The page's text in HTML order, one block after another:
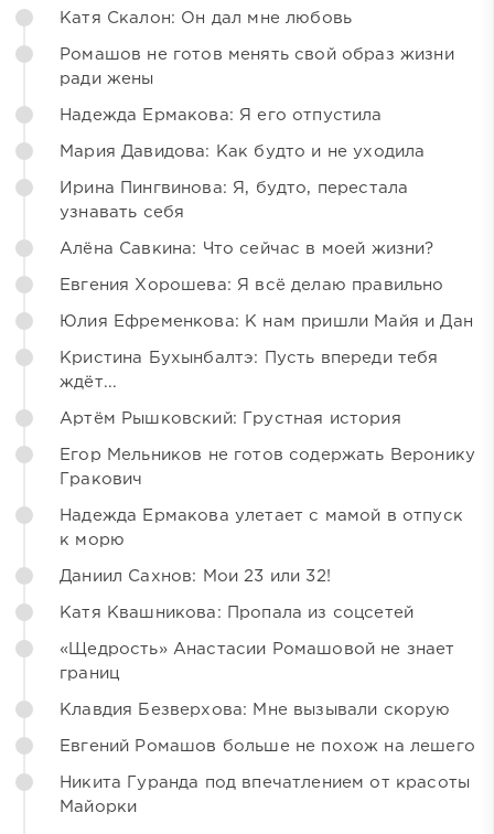
Катя Скалон: Он дал мне любовь
Ромашов не готов менять свой образ жизни
ради жены
Надежда Ермакова: Я его отпустила
Мария Давидова: Как будто и не уходила
Ирина Пингвинова: Я, будто, перестала
узнавать себя
Алёна Савкина: Что сейчас в моей жизни?
Евгения Хорошева: Я всё делаю правильно
Юлия Ефременкова: К нам пришли Майя и Дан
Кристина Бухынбалтэ: Пусть впереди тебя
ждёт...
Артём Рышковский: Грустная история
Егор Мельников не готов содержать Веронику
Гракович
Надежда Ермакова улетает с мамой в отпуск
к морю
Даниил Сахнов: Мои 23 или 32!
Катя Квашникова: Пропала из соцсетей
«Щедрость» Анастасии Ромашовой не знает
границ
Клавдия Безверхова: Мне вызывали скорую
Евгений Ромашов больше не похож на лешего
Никита Гуранда под впечатлением от красоты
Майорки